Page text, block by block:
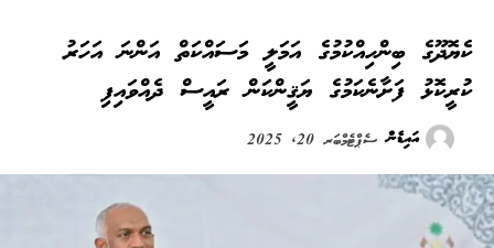
ކެޔޮދޫގެ ބިންހިއްކުމުގެ އަމަލީ މަސައްކަތް އަންނަ އަހަރު
ކުރީކޮޅު ފަށާނެކަމުގެ ޔަޤީންކަން ރައީސް ދެއްވައިފި
އައިޑެން ސެޕްޓެމްބަރ 20, 2025